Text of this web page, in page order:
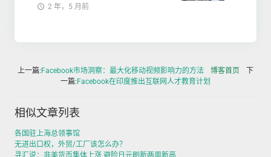
2 年，5 月前
上一篇: Facebook市场洞察：最大化移动视频影响力的方法 博客首页
下
一篇: Facebook在印度推出互联网人才教育计划
相似文章列表
各国驻上海总领事馆
无进出口权，外贸/工厂该怎么办？